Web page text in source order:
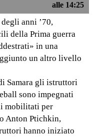
alle 14:25
anni ’70,
della Prima guerra
in una
un altro livello
Samara gli istruttori
sono impegnati
mobilitati per
Anton Ptichkin,
hanno iniziato